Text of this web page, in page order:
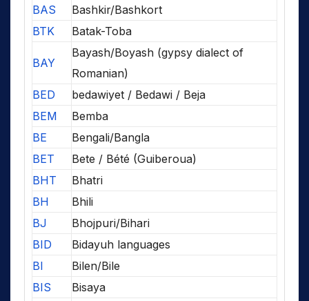
BAS
Bashkir/Bashkort
BTK
Batak-Toba
BAY
Bayash/Boyash (gypsy dialect of
Romanian)
BED
bedawiyet / Bedawi / Beja
BEM
Bemba
BE
Bengali/Bangla
BET
Bete / Bété (Guiberoua)
BHT
Bhatri
BH
Bhili
BJ
Bhojpuri/Bihari
BID
Bidayuh languages
BI
Bilen/Bile
BIS
Bisaya